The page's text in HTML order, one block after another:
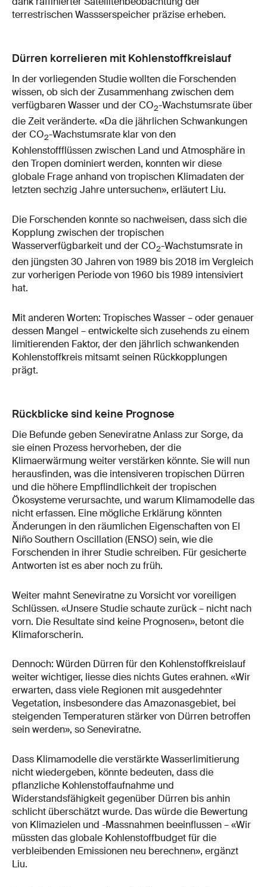
terrestrischen Wassserspeicher präzise erheben.
Dürren korrelieren mit Kohlenstoffkreislauf
In der vorliegenden Studie wollten die Forschenden
wissen, ob sich der Zusammenhang zwischen dem
verfügbaren Wasser und der CO2-Wachstumsrate über
die Zeit veränderte. «Da die jährlichen Schwankungen
der CO2-Wachstumsrate klar von den
Kohlenstoffflüssen zwischen Land und Atmosphäre in
den Tropen dominiert werden, konnten wir diese
globale Frage anhand von tropischen Klimadaten der
letzten sechzig Jahre untersuchen», erläutert Liu.
Die Forschenden konnte so nachweisen, dass sich die
Kopplung zwischen der tropischen
Wasserverfügbarkeit und der CO2-Wachstumsrate in
den jüngsten 30 Jahren von 1989 bis 2018 im Vergleich
zur vorherigen Periode von 1960 bis 1989 intensiviert
hat.
Mit anderen Worten: Tropisches Wasser – oder genauer
dessen Mangel – entwickelte sich zusehends zu einem
limitierenden Faktor, der den jährlich schwankenden
Kohlenstoffkreis mitsamt seinen Rückkopplungen
prägt.
Rückblicke sind keine Prognose
Die Befunde geben Seneviratne Anlass zur Sorge, da
sie einen Prozess hervorheben, der die
Klimaerwärmung weiter verstärken könnte. Sie will nun
herausfinden, was die intensiveren tropischen Dürren
und die höhere Empflindlichkeit der tropischen
Ökosysteme verursachte, und warum Klimamodelle das
nicht erfassen. Eine mögliche Erklärung könnten
Änderungen in den räumlichen Eigenschaften von El
Niño Southern Oscillation (ENSO) sein, wie die
Forschenden in ihrer Studie schreiben. Für gesicherte
Antworten ist es aber noch zu früh.
Weiter mahnt Seneviratne zu Vorsicht vor voreiligen
Schlüssen. «Unsere Studie schaute zurück – nicht nach
vorn. Die Resultate sind keine Prognosen», betont die
Klimaforscherin.
Dennoch: Würden Dürren für den Kohlenstoffkreislauf
weiter wichtiger, liesse dies nichts Gutes erahnen. «Wir
erwarten, dass viele Regionen mit ausgedehnter
Vegetation, insbesondere das Amazonasgebiet, bei
steigenden Temperaturen stärker von Dürren betroffen
sein werden», so Seneviratne.
Dass Klimamodelle die verstärkte Wasserlimitierung
nicht wiedergeben, könnte bedeuten, dass die
pflanzliche Kohlenstoffaufnahme und
Widerstandsfähigkeit gegenüber Dürren bis anhin
schlicht überschätzt wurde. Das würde die Bewertung
von Klimazielen und -Massnahmen beeinflussen – «Wir
müssten das globale Kohlenstoffbudget für die
verbleibenden Emissionen neu berechnen», ergänzt
Liu.